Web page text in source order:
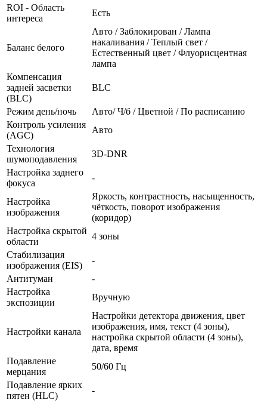
ROI - Область
интереса
Есть
Баланс белого
Авто / Заблокирован / Лампа
накаливания / Теплый свет /
Естественный цвет / Флуорисцентная
лампа
Компенсация
задней засветки
(BLC)
BLC
Режим день/ночь
Авто/ Ч/б / Цветной / По расписанию
Контроль усиления
(AGC)
Авто
Технология
шумоподавления
3D-DNR
Настройка заднего
фокуса
-
Настройка
изображения
Яркость, контрастность, насыщенность,
чёткость, поворот изображения
(коридор)
Настройка скрытой
области
4 зоны
Стабилизация
изображения (EIS)
-
Антитуман
-
Настройка
экспозиции
Вручную
Настройки канала
Настройки детектора движения, цвет
изображения, имя, текст (4 зоны),
настройка скрытой области (4 зоны),
дата, время
Подавление
мерцания
50/60 Гц
Подавление ярких
пятен (HLC)
-